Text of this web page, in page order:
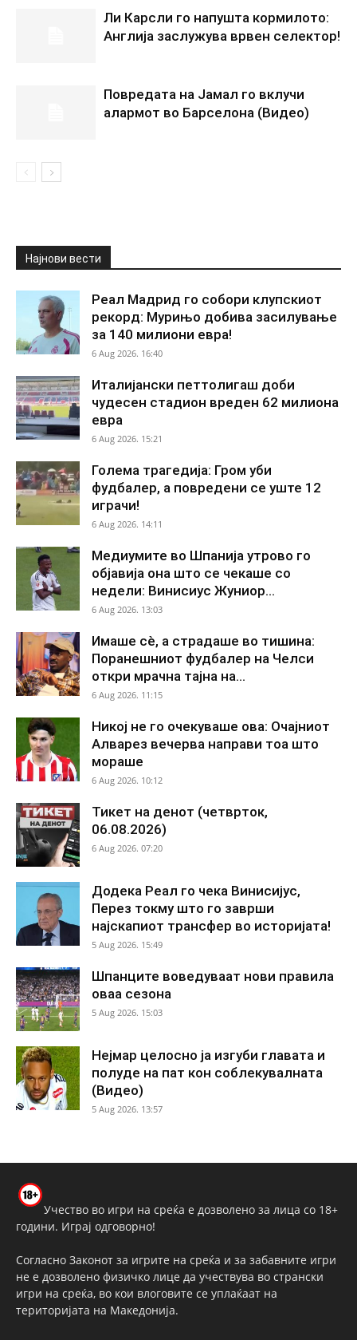
Ли Карсли го напушта кормилото:
Англија заслужува врвен селектор!
Повредата на Јамал го вклучи
алармот во Барселона (Видео)
Најнови вести
Реал Мадрид го собори клупскиот
рекорд: Мурињо добива засилување
за 140 милиони евра!
6 Aug 2026. 16:40
Италијански петтолигаш доби
чудесен стадион вреден 62 милиона
евра
6 Aug 2026. 15:21
Голема трагедија: Гром уби
фудбалер, а повредени се уште 12
играчи!
6 Aug 2026. 14:11
Медиумите во Шпанија утрово го
објавија она што се чекаше со
недели: Винисиус Жуниор...
6 Aug 2026. 13:03
Имаше сè, а страдаше во тишина:
Поранешниот фудбалер на Челси
откри мрачна тајна на...
6 Aug 2026. 11:15
Никој не го очекуваше ова: Очајниот
Алварез вечерва направи тоа што
мораше
6 Aug 2026. 10:12
Тикет на денот (четврток,
06.08.2026)
6 Aug 2026. 07:20
Додека Реал го чека Винисијус,
Перез токму што го заврши
најскапиот трансфер во историјата!
5 Aug 2026. 15:49
Шпанците воведуваат нови правила
оваа сезона
5 Aug 2026. 15:03
Нејмар целосно ја изгуби главата и
полуде на пат кон соблекувалната
(Видео)
5 Aug 2026. 13:57
Учество во игри на среќа е дозволено за лица со 18+
години. Играј одговорно!
Согласно Законот за игрите на среќа и за забавните игри
не е дозволено физичко лице да учествува во странски
игри на среќа, во кои влоговите се уплаќаат на
територијата на Македонија.